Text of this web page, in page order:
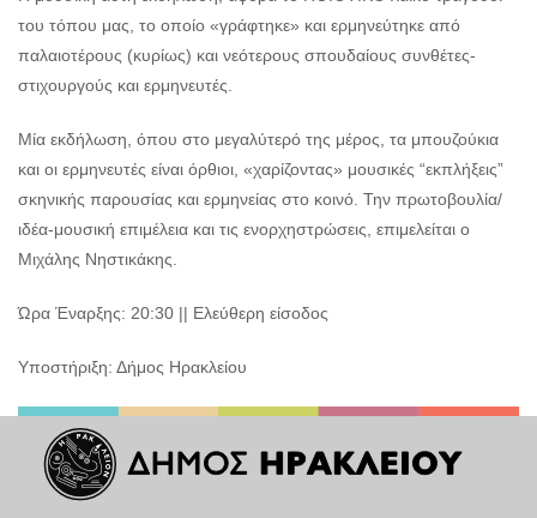
ΤΟΠΟΣ
ΜΑΣ
ΔΗΜΟΣ
ΠΟΛΙΤΙΣΜΟΣ
ΑΝΘΕΚΤΙΚΗ
ΠΟΛΗ
του τόπου μας, το οποίο «γράφτηκε» και ερμηνεύτηκε από
παλαιοτέρους (κυρίως) και νεότερους σπουδαίους συνθέτες-
στιχουργούς και ερμηνευτές.
Μία εκδήλωση, όπου στο μεγαλύτερό της μέρος, τα μπουζούκια
και οι ερμηνευτές είναι όρθιοι, «χαρίζοντας» μουσικές “εκπλήξεις”
σκηνικής παρουσίας και ερμηνείας στο κοινό. Την πρωτοβουλία/
ιδέα-μουσική επιμέλεια και τις ενορχηστρώσεις, επιμελείται ο
Μιχάλης Νηστικάκης.
Ώρα Έναρξης: 20:30 || Ελεύθερη είσοδος
Υποστήριξη: Δήμος Ηρακλείου